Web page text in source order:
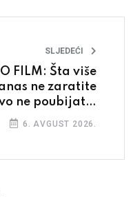
SLJEDEĆI
FILM: Šta više
ne zaratite
ne poubijate,
čemu odgađanje
6. AVGUST 2026.